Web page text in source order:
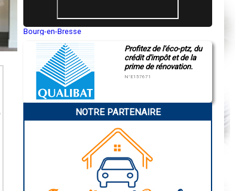
Bourg-en-Bresse
Montluçon
Manosque
Gap
Charleville-Mézières
Pamiers
Narbonne
Profitez de l'éco-ptz, du
crédit d'impôt et de la
prime de rénovation.
N°E157671
NOTRE PARTENAIRE